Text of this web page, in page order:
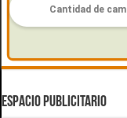
ESPACIO PUBLICITARIO